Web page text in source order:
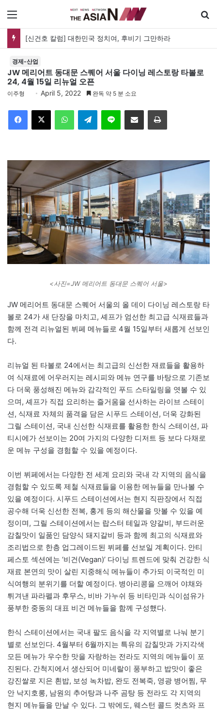
[신건호 칼럼] 대한민국 정치여, 후비기 그만하라
경제-산업
JW 메리어트 동대문 스퀘어 서울 다이닝 레스토랑 타볼로
24, 4월 15일 리뉴얼 오픈
이주형 April 5, 2022 완독 약 5 분 소요
Telegram 이메일
<사진=JW 메리어트 동대문 스퀘어 서울>
JW 메리어트 동대문 스퀘어 서울의 올 데이 다이닝 레스토랑 타
볼로 24가 새 단장을 마치고, 셰프가 엄선한 최고급 식재료들과
함께 전격 리뉴얼된 뷔페 메뉴들로 4월 15일부터 새롭게 선보인
다.
리뉴얼 된 타볼로 24에서는 최고급의 신선한 재료들을 활용하
여 식재료에 어우러지는 레시피와 메뉴 연구를 바탕으로 기존보
다 더욱 풍성해진 메뉴와 감각적인 푸드 스타일링을 엿볼 수 있
으며, 셰프가 직접 요리하는 즐거움을 선사하는 라이브 스테이
션, 식재료 자체의 품격을 담은 시푸드 스테이션, 더욱 강화된
그릴 스테이션, 국내 신선한 식재료를 활용한 한식 스테이션, 파
티시에가 선보이는 20여 가지의 다양한 디저트 등 보다 다채로
운 메뉴 구성을 경험할 수 있을 예정이다.
이번 뷔페에서는 다양한 전 세계 요리와 국내 각 지역의 음식을
경험할 수 있도록 제철 식재료들을 이용한 메뉴들을 만나볼 수
있을 예정이다. 시푸드 스테이션에서는 현지 직판장에서 직접
공수해 더욱 신선한 전복, 홍게 등의 해산물을 맛볼 수 있을 예
정이며, 그릴 스테이션에서는 랍스터 테일과 양갈비, 부드러운
감칠맛이 일품인 담양식 돼지갈비 등과 함께 최고의 식재료와
조리법으로 한층 업그레이드된 뷔페를 선보일 계획이다. 안티
페스토 섹션에는 ‘비건(Vegan)’ 다이닝 트렌드에 맞춰 건강한 식
재료 본연의 맛이 살린 지중해식 메뉴들이 추가되 이국적인 미
식여행의 분위기를 더할 예정이다. 병아리콩을 으깨어 야채와
튀겨낸 파라펠과 후무스, 비바 가누쉬 등 비타민과 식이섬유가
풍부한 중동의 대표 비건 메뉴들을 함께 구성했다.
한식 스테이션에서는 국내 팔도 음식을 각 지역별로 나눠 분기
별로 선보인다. 4월부터 6월까지는 특유의 감칠맛과 가지각색
모든 메뉴가 우수한 맛을 자랑하는 전라도 지역의 메뉴들이 포
진된다. 간척지에서 생산되어 미네랄이 풍부하고 밥맛이 좋은
강진쌀로 지은 흰밥, 보성 녹차밥, 완도 전복죽, 영광 병어찜, 무
안 낙지호롱, 남원의 추어탕과 나주 곰탕 등 전라도 각 지역의
현지 메뉴들을 만날 수 있다. 그 밖에도, 웨스턴 콜드 컷츠와 프